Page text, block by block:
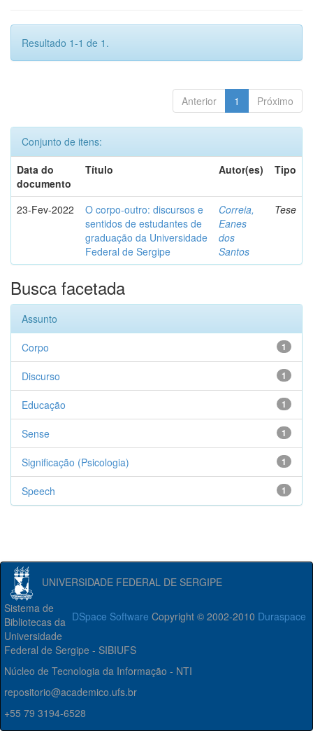
Resultado 1-1 de 1.
Anterior 1 Próximo
Conjunto de itens:
Data do
documento
Título Autor(es) Tipo
23-Fev-2022
O corpo-outro: discursos e
sentidos de estudantes de
graduação da Universidade
Federal de Sergipe
Correia,
Eanes
dos
Santos
Tese
Busca facetada
Assunto
1
Corpo
1
Discurso
1
Educação
1
Sense
1
Significação (Psicologia)
1
Speech
UNIVERSIDADE FEDERAL DE SERGIPE
DSpace Software Copyright © 2002-2010 Duraspace
Sistema de
Bibliotecas da
Universidade
Federal de Sergipe - SIBIUFS
Núcleo de Tecnologia da Informação - NTI
repositorio@academico.ufs.br
+55 79 3194-6528